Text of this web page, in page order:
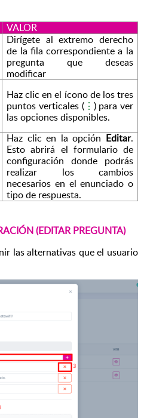
VALOR
Dirígete al extremo derecho
de la fila correspondiente a la
pregunta que deseas
modificar
Haz clic en el ícono de los tres
puntos verticales (⋮ ) para ver
las opciones disponibles.
Haz clic en la opción Editar.
Esto abrirá el formulario de
configuración donde podrás
realizar los cambios
necesarios en el enunciado o
tipo de respuesta.
(EDITAR PREGUNTA)
las alternativas que el usuario